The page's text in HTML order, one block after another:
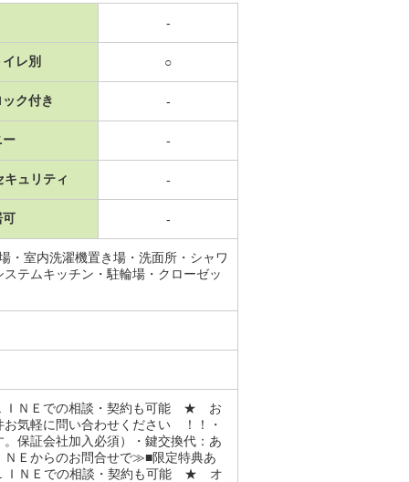
-
レ別 ○
ク付き -
ー -
キュリティ -
可 -
・室内洗濯機置き場・洗面所・シャワ
テムキッチン・駐輪場・クローゼッ
ＮＥでの相談・契約も可能 ★ お
気軽に問い合わせください ！！・
保証会社加入必須）・鍵交換代：あ
Ｅからのお問合せで≫■限定特典あ
ＩＮＥでの相談・契約も可能 ★ オ